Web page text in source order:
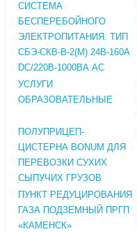
СИСТЕМА
БЕСПЕРЕБОЙНОГО
ЭЛЕКТРОПИТАНИЯ. ТИП
СБЭ-СКВ-В-2(М) 24В-160А
DC/220В-1000ВА АС
УСЛУГИ
ОБРАЗОВАТЕЛЬНЫЕ
ПОЛУПРИЦЕП-
ЦИСТЕРНА BONUM ДЛЯ
ПЕРЕВОЗКИ СУХИХ
СЫПУЧИХ ГРУЗОВ
ПУНКТ РЕДУЦИРОВАНИЯ
ГАЗА ПОДЗЕМНЫЙ ПРГП
«КАМЕНСК»